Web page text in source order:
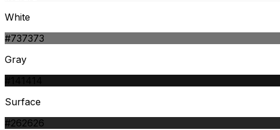
White
#737373
Gray
Surface
#262626